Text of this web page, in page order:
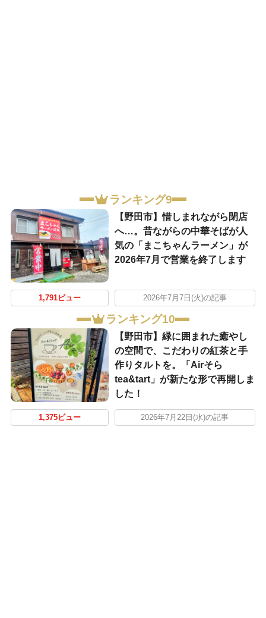
ランキング9
【野田市】惜しまれながら閉店
へ…。昔ながらの中華そばが人
気の「まこちゃんラーメン」が
2026年7月で営業を終了します
1,791ビュー 2026年7月7日(火)の記事
ランキング10
【野田市】緑に囲まれた癒やし
の空間で、こだわりの紅茶と手
作りタルトを。「Airそら
tea&tart」が新たな形で再開しま
した！
1,375ビュー 2026年7月22日(水)の記事